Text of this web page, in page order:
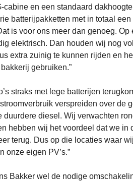
en een standaard
batterijpakketten met in totaal
is voor ons meer dan genoeg.
elektrisch. Dan houden wij nog
extra zuinig te kunnen rijden en
gebruiken.”
straks met lege batterijen
verspreiden over de
diesel. Wij verwachten
hebben wij het voordeel dat we in
terug. Dus op die locaties waar
onze eigen PV’s.”
Bakker wel de nodige